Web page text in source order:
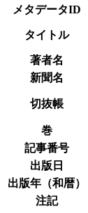
メタデータID
タイトル
著者名
新聞名
切抜帳
巻
記事番号
出版日
出版年（和暦）
注記